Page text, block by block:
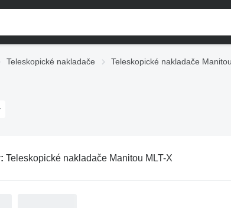
Teleskopické nakladače Teleskopické nakladače Manitou
Teleskopické nakladače Manitou MLT-X